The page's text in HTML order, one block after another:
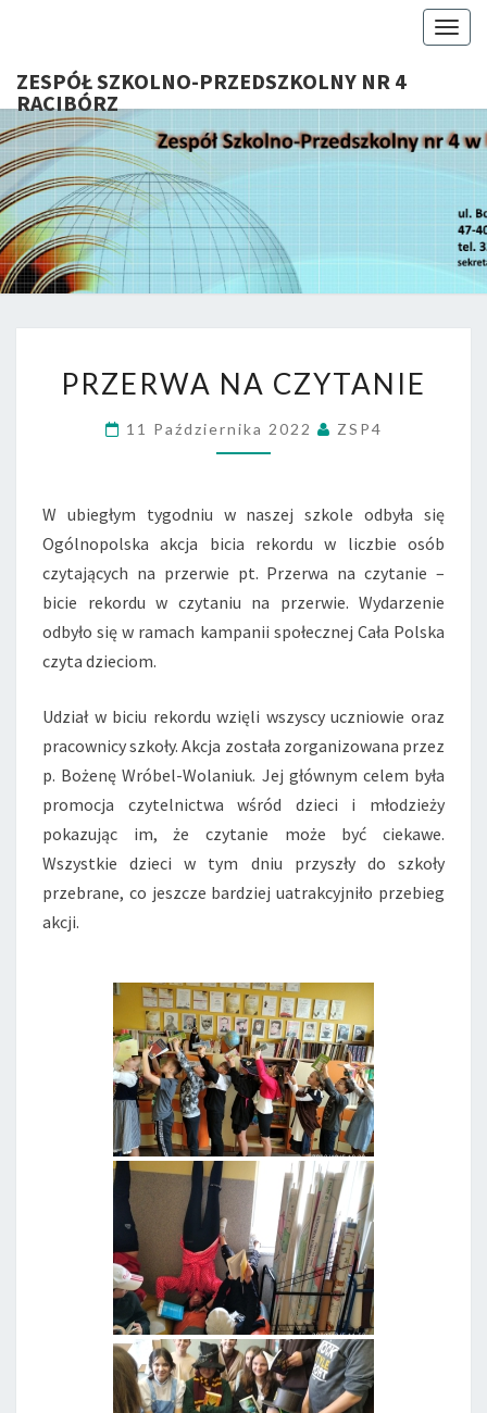
ZESPÓŁ SZKOLNO-PRZEDSZKOLNY NR 4
RACIBÓRZ
Serdecznie
Witamy Na
Stronie
Internetowej
ZSP Nr 4 W
Raciborzu
NA
CZYTANIE
PRZERWA NA CZYTANIE
11 Października 2022 ZSP4
W ubiegłym tygodniu w naszej szkole odbyła się
Ogólnopolska akcja bicia rekordu w liczbie osób
czytających na przerwie pt. Przerwa na czytanie –
bicie rekordu w czytaniu na przerwie. Wydarzenie
odbyło się w ramach kampanii społecznej Cała Polska
czyta dzieciom.
Udział w biciu rekordu wzięli wszyscy uczniowie oraz
pracownicy szkoły. Akcja została zorganizowana przez
p. Bożenę Wróbel-Wolaniuk. Jej głównym celem była
promocja czytelnictwa wśród dzieci i młodzieży
pokazując im, że czytanie może być ciekawe.
Wszystkie dzieci w tym dniu przyszły do szkoły
przebrane, co jeszcze bardziej uatrakcyjniło przebieg
akcji.